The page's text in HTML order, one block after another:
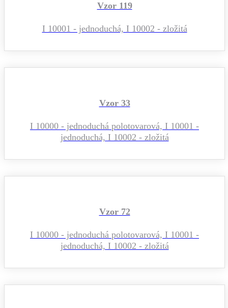
Vzor 119
I 10001 - jednoduchá, I 10002 - zložitá
Vzor 33
I 10000 - jednoduchá polotovarová, I 10001 -
jednoduchá, I 10002 - zložitá
Vzor 72
I 10000 - jednoduchá polotovarová, I 10001 -
jednoduchá, I 10002 - zložitá